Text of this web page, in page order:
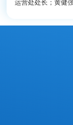
运营处处长；黄健